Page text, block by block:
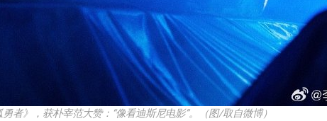
者》，获朴宰范大赞：“像看迪斯尼电影”。（图/取自微博）